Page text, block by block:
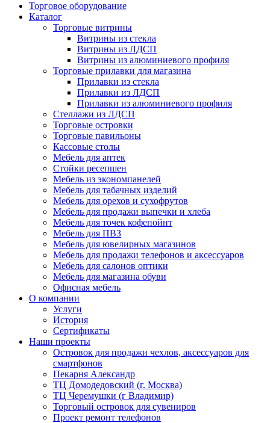
Торговое оборудование
Каталог
Торговые витрины
Витрины из cтекла
Витрины из ЛДСП
Витрины из алюминиевого профиля
Торговые прилавки для магазина
Прилавки из стекла
Прилавки из ЛДСП
Прилавки из алюминиевого профиля
Стеллажи из ЛДСП
Торговые островки
Торговые павильоны
Кассовые столы
Мебель для аптек
Стойки ресепшен
Мебель из экономпанелей
Мебель для табачных изделий
Мебель для орехов и сухофрутов
Мебель для продажи выпечки и хлеба
Мебель для точек кофепойнт
Мебель для ПВЗ
Мебель для ювелирных магазинов
Мебель для продажи телефонов и аксессуаров
Мебель для салонов оптики
Мебель для магазина обуви
Офисная мебель
О компании
Услуги
История
Сертификаты
Наши проекты
Островок для продажи чехлов, аксессуаров для
смартфонов
Пекарня Александр
ТЦ Домодедовский (г. Москва)
ТЦ Черемушки (г Владимир)
Торговый островок для сувениров
Проект ремонт телефонов